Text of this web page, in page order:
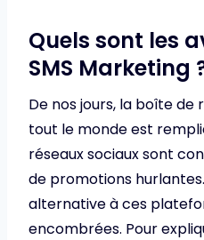
Quels sont les
SMS Marketing
De nos jours, la boîte
tout le monde est
réseaux sociaux sont
de promotions
alternative à ces
encombrées. Pour